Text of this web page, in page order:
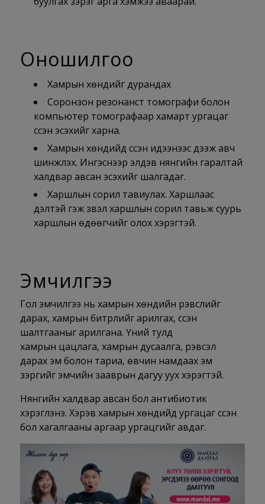
Оношилгоо
Хамрын хөндийг дурандах
Соронзон резонанст томографи болон
компьютер томографаар хамарт ургацаг
үүссэн эсэхийг харна.
Хамрын хөндийд үүссэн идээнээс дээж авч
шинжлэх. Ингэснээр элдэв нянгийн гаралтай
халдвар авсан эсэхийг шалгадаг.
Харшлын сорил тавиулах. Харшлаас
үүдэлтэй гэж үзвэл харшлын сорил тавьж суурь
харшлын өдөөгчийг олох хэрэгтэй.
Эмчилгээ
Гол эмчилгээ нь хамрын хөндийн үрэвслийг
дарах, хамрын битүүрлийг арилгах, үүссэн
шалтгааныг арилгана. Үүний тулд
хамрын цацлага, хамрын дусаалга, үрэвсэл
дарах эм болон тариа, өвчин намдаах эм
зэргийг эмчийн зааврын дагуу уух хэрэгтэй.
Нянгийн халдвар авсан бол антибиотик
хэрэглэнэ. Хэрэв хамрын хөндийд ургацаг үүссэн
бол хагалгааны аргаар ургацгийг авдаг.